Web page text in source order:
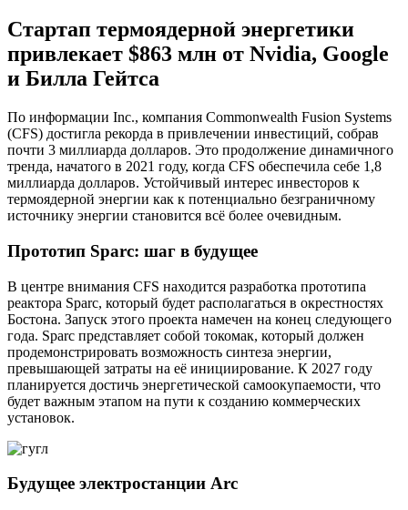
Стартап термоядерной энергетики
привлекает $863 млн от Nvidia, Google
и Билла Гейтса
По информации Inc., компания Commonwealth Fusion Systems
(CFS) достигла рекорда в привлечении инвестиций, собрав
почти 3 миллиарда долларов. Это продолжение динамичного
тренда, начатого в 2021 году, когда CFS обеспечила себе 1,8
миллиарда долларов. Устойчивый интерес инвесторов к
термоядерной энергии как к потенциально безграничному
источнику энергии становится всё более очевидным.
Прототип Sparc: шаг в будущее
В центре внимания CFS находится разработка прототипа
реактора Sparc, который будет располагаться в окрестностях
Бостона. Запуск этого проекта намечен на конец следующего
года. Sparc представляет собой токомак, который должен
продемонстрировать возможность синтеза энергии,
превышающей затраты на её инициирование. К 2027 году
планируется достичь энергетической самоокупаемости, что
будет важным этапом на пути к созданию коммерческих
установок.
Будущее электростанции Arc